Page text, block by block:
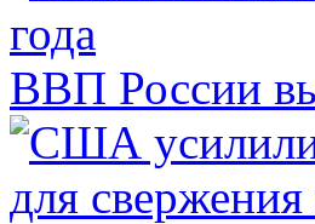
ВВП России